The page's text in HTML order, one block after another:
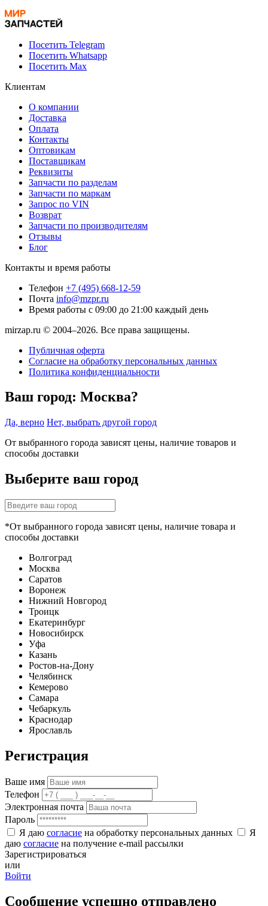
Посетить Telegram
Посетить Whatsapp
Посетить Max
Клиентам
О компании
Доставка
Оплата
Контакты
Оптовикам
Поставщикам
Реквизиты
Запчасти по разделам
Запчасти по маркам
Запрос по VIN
Возврат
Запчасти по производителям
Отзывы
Блог
Контакты и время работы
Телефон +7 (495) 668-12-59
Почта info@mzpr.ru
Время работы с 09:00 до 21:00 каждый день
mirzap.ru © 2004–2026. Все права защищены.
Публичная оферта
Согласие на обработку персональных данных
Политика конфиденциальности
Ваш город: Москва?
Да, верно Нет, выбрать другой город
От выбранного города зависят цены, наличие товаров и
способы доставки
Выберите ваш город
*От выбранного города зависят цены, наличие товара и
способы доставки
Волгоград
Москва
Саратов
Воронеж
Нижний Новгород
Троицк
Екатеринбург
Новосибирск
Уфа
Казань
Ростов-на-Дону
Челябинск
Кемерово
Самара
Чебаркуль
Краснодар
Ярославль
Регистрация
Ваше имя
Телефон
Электронная почта
Пароль
Я даю согласие на обработку персональных данных
Я
даю согласие на получение e-mail рассылки
Зарегистрироваться
или
Войти
Сообщение успешно отправлено